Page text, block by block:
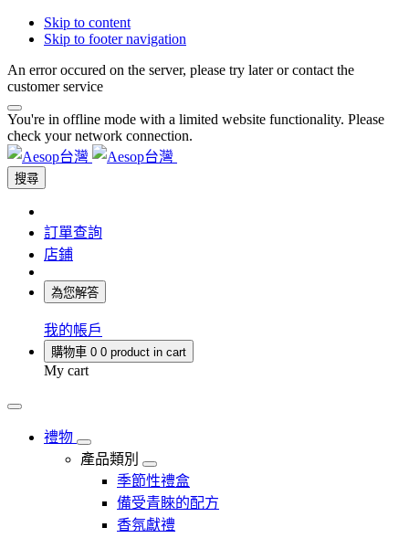
Skip to content
Skip to footer navigation
An error occured on the server, please try later or contact the
customer service
You're in offline mode with a limited website functionality. Please
check your network connection.
搜尋
訂單查詢
店鋪
為您解答
我的帳戶
購物車 0 0 product in cart
My cart
禮物
產品類別
季節性禮盒
備受青睞的配方
香氛獻禮